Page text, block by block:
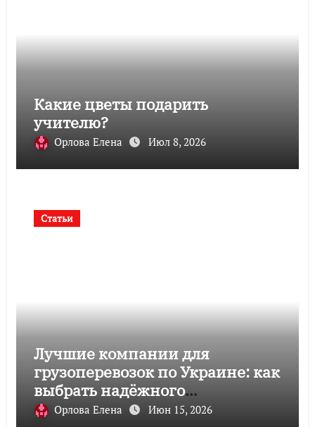
Какие цветы подарить
учителю?
Орлова Елена Июл 8, 2026
Статьи
Лучшие компании для
грузоперевозок по Украине: как
выбрать надёжного
перевозчика
Орлова Елена Июн 15, 2026